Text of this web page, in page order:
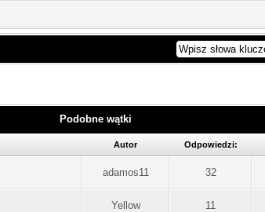
Podobne wątki
Autor Odpowiedzi:
adamos11 32
Yellow 11